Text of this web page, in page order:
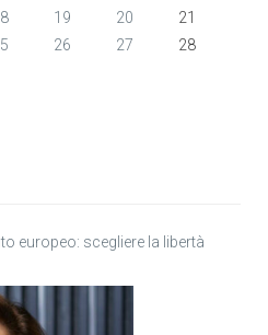
19 20
21
26 27
28
europeo: scegliere la libertà